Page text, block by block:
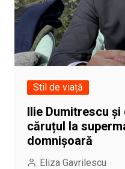
Stil de viață
Ilie Dumitrescu
căruțul la
domnișoară
Eliza Gavrilescu